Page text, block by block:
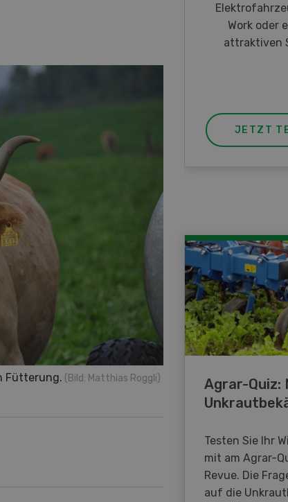
Fütterung. (Bild: Matthias Roggli)
Elektrofahrzeug HDK Express
Work oder einen von drei
attraktiven Sofortpreisen.
JETZT TEILNEHMEN
Agrar-Quiz:
Testen Sie Ihr
mit am Agrar-
Revue. Die
auf die